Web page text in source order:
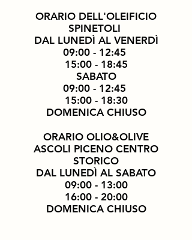
ORARIO DELL'OLEIFICIO
SPINETOLI
DAL LUNEDÌ AL VENERDÌ
09:00 - 12:45
15:00 - 18:45
SABATO
09:00 - 12:45
15:00 - 18:30
DOMENICA CHIUSO
ORARIO OLIO&OLIVE
ASCOLI PICENO CENTRO
STORICO
DAL LUNEDÌ AL SABATO
09:00 - 13:00
16:00 - 20:00
DOMENICA CHIUSO